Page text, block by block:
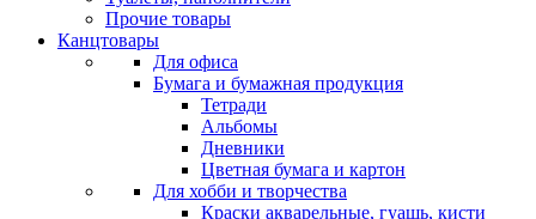
Прочие товары
Канцтовары
Для офиса
Бумага и бумажная продукция
Тетради
Альбомы
Дневники
Цветная бумага и картон
Для хобби и творчества
Краски акварельные, гуашь, кисти